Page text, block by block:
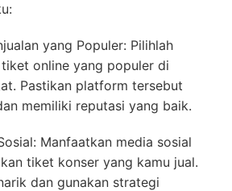
yang Populer: Pilihlah
online yang populer di
Pastikan platform tersebut
memiliki reputasi yang baik.
Manfaatkan media sosial
tiket konser yang kamu jual.
dan gunakan strategi